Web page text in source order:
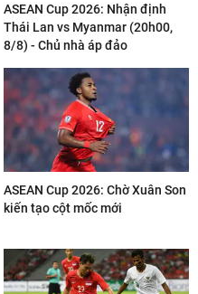
ASEAN Cup 2026: Nhận định
Thái Lan vs Myanmar (20h00,
8/8) - Chủ nhà áp đảo
ASEAN Cup 2026: Chờ Xuân Son
kiến tạo cột mốc mới